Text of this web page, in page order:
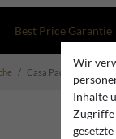
Best Price Garantie
Casa Padrino Luxus
Wir
Inhalte
Zugriffe